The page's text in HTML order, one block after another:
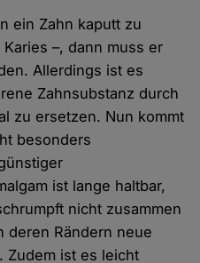
ein Zahn kaputt zu
–, dann muss er
Allerdings ist es
Zahnsubstanz durch
zu ersetzen. Nun kommt
besonders
ist lange haltbar,
nicht zusammen
deren Rändern neue
Zudem ist es leicht